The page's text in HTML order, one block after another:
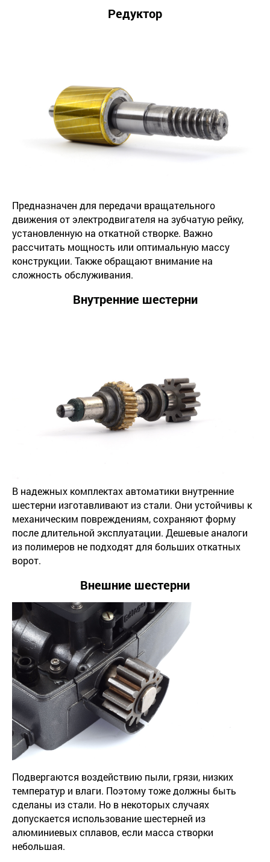
Редуктор
Предназначен для передачи вращательного
движения от электродвигателя на зубчатую рейку,
установленную на откатной створке. Важно
рассчитать мощность или оптимальную массу
конструкции. Также обращают внимание на
сложность обслуживания.
Внутренние шестерни
В надежных комплектах автоматики внутренние
шестерни изготавливают из стали. Они устойчивы к
механическим повреждениям, сохраняют форму
после длительной эксплуатации. Дешевые аналоги
из полимеров не подходят для больших откатных
ворот.
Внешние шестерни
Подвергаются воздействию пыли, грязи, низких
температур и влаги. Поэтому тоже должны быть
сделаны из стали. Но в некоторых случаях
допускается использование шестерней из
алюминиевых сплавов, если масса створки
небольшая.